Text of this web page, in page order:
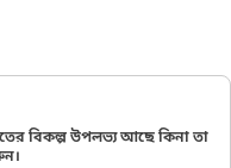
বিকল্প উপলভ্য আছে কিনা তা